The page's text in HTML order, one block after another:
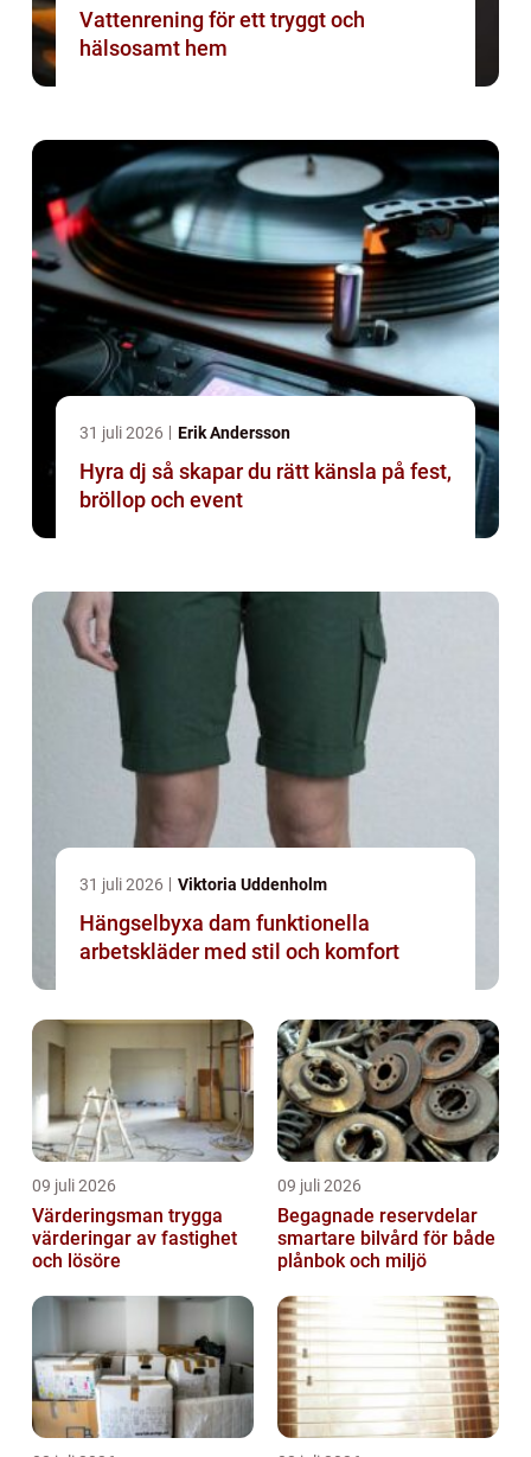
Vattenrening för ett tryggt och
hälsosamt hem
31 juli 2026 Erik Andersson
Hyra dj så skapar du rätt känsla på fest,
bröllop och event
31 juli 2026 Viktoria Uddenholm
Hängselbyxa dam funktionella
arbetskläder med stil och komfort
09 juli 2026
Värderingsman trygga
värderingar av fastighet
och lösöre
09 juli 2026
Begagnade reservdelar
smartare bilvård för både
plånbok och miljö